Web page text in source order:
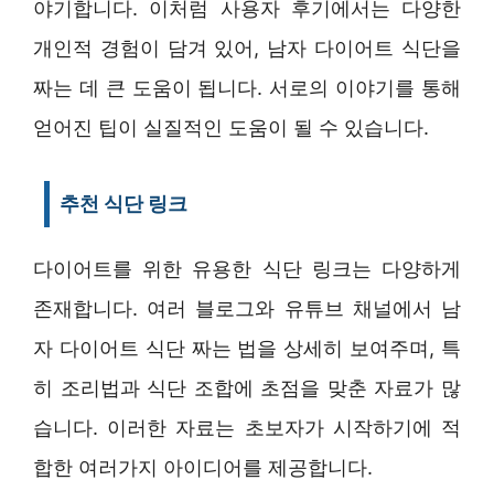
야기합니다. 이처럼 사용자 후기에서는 다양한
개인적 경험이 담겨 있어, 남자 다이어트 식단을
짜는 데 큰 도움이 됩니다. 서로의 이야기를 통해
얻어진 팁이 실질적인 도움이 될 수 있습니다.
추천 식단 링크
다이어트를 위한 유용한 식단 링크는 다양하게
존재합니다. 여러 블로그와 유튜브 채널에서 남
자 다이어트 식단 짜는 법을 상세히 보여주며, 특
히 조리법과 식단 조합에 초점을 맞춘 자료가 많
습니다. 이러한 자료는 초보자가 시작하기에 적
합한 여러가지 아이디어를 제공합니다.